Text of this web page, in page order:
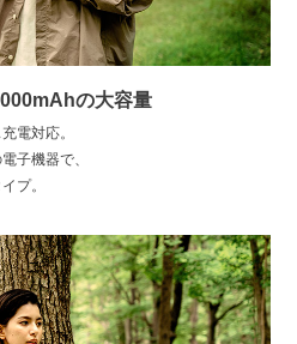
の大容量
電対応。
子機器で、
プ。